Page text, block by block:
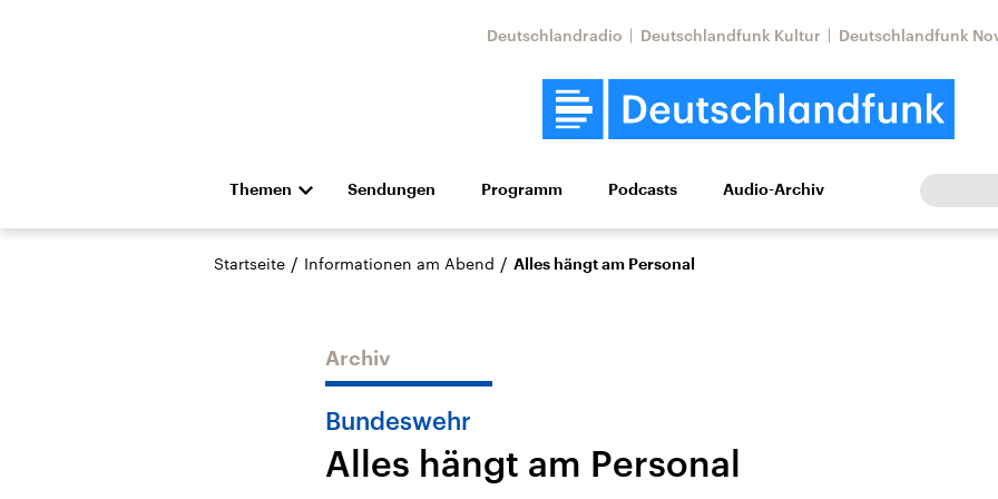
Deutschlandradio Deutschlandfunk Kultur Deutschlandfunk
Themen
Die Nachrichten Politik Wirtschaft Wissen Kultur Europa
Hörspiel und Feature Musik
Landtagswahl Sachsen-
USA
Aktuelle Beiträge,
Nahostkonflikt
Sendungen Programm Podcasts Audio-Archiv
Startseite / Informationen am Abend / Alles hängt am Personal
Archiv
Bundeswehr
Alles hängt am Personal